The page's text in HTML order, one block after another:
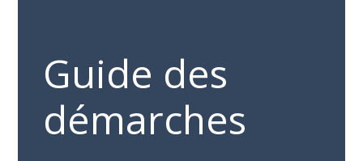
Guide des
démarches